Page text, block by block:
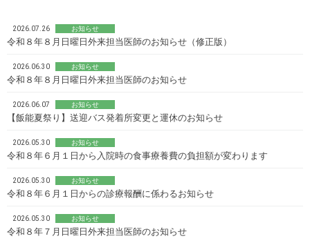
2026.07.26 お知らせ
令和８年８月日曜日外来担当医師のお知らせ（修正版）
2026.06.30 お知らせ
令和８年８月日曜日外来担当医師のお知らせ
2026.06.07 お知らせ
【飯能夏祭り】送迎バス発着所変更と運休のお知らせ
2026.05.30 お知らせ
令和８年６月１日から入院時の食事療養費の負担額が変わります
2026.05.30 お知らせ
令和８年６月１日からの診療報酬に係わるお知らせ
2026.05.30 お知らせ
令和８年７月日曜日外来担当医師のお知らせ